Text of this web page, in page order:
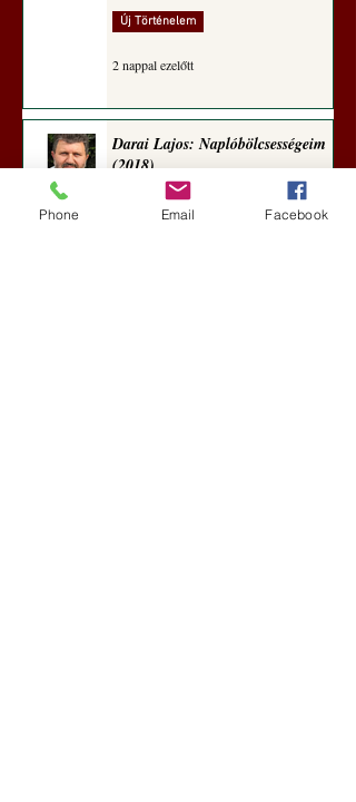
Új Történelem
2 nappal ezelőtt
Darai Lajos: Naplóbölcsességeim
(2018)
Phone Email Facebook